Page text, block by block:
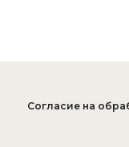
Согласие на